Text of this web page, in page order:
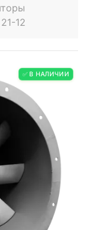
12
✅ В НАЛИЧИИ